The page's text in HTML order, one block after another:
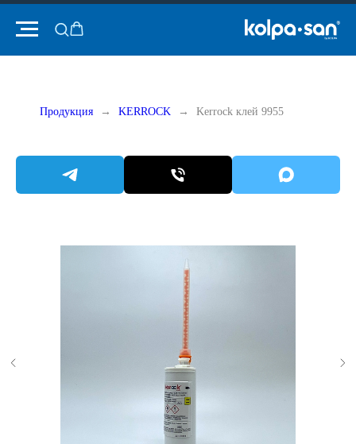
Продукция KERROCK Kerrock клей 9955